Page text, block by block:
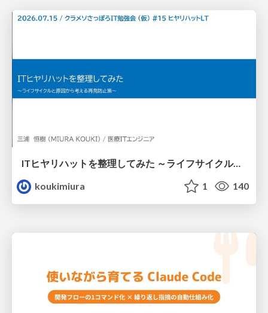
ITヒヤリハットを整理してみた ～ライフサイクルと原因から考える再発防止策～
koukimiura
1 140